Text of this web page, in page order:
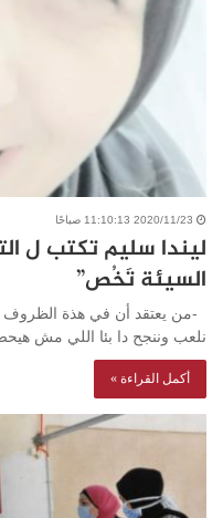
2020/11/23 11:10:13 صباحًا
ليندا سليم تكتب ل
السيئة تَخُص”
-من يعتقد أن في هذة الظروف
نلعب وننجح دا بئا اللي مش
أكمل القراءة »